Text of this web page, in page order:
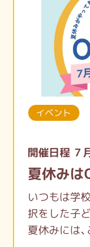
イベント
開催日程 ７
夏休みは
いつもは学
択をした子
夏休みには